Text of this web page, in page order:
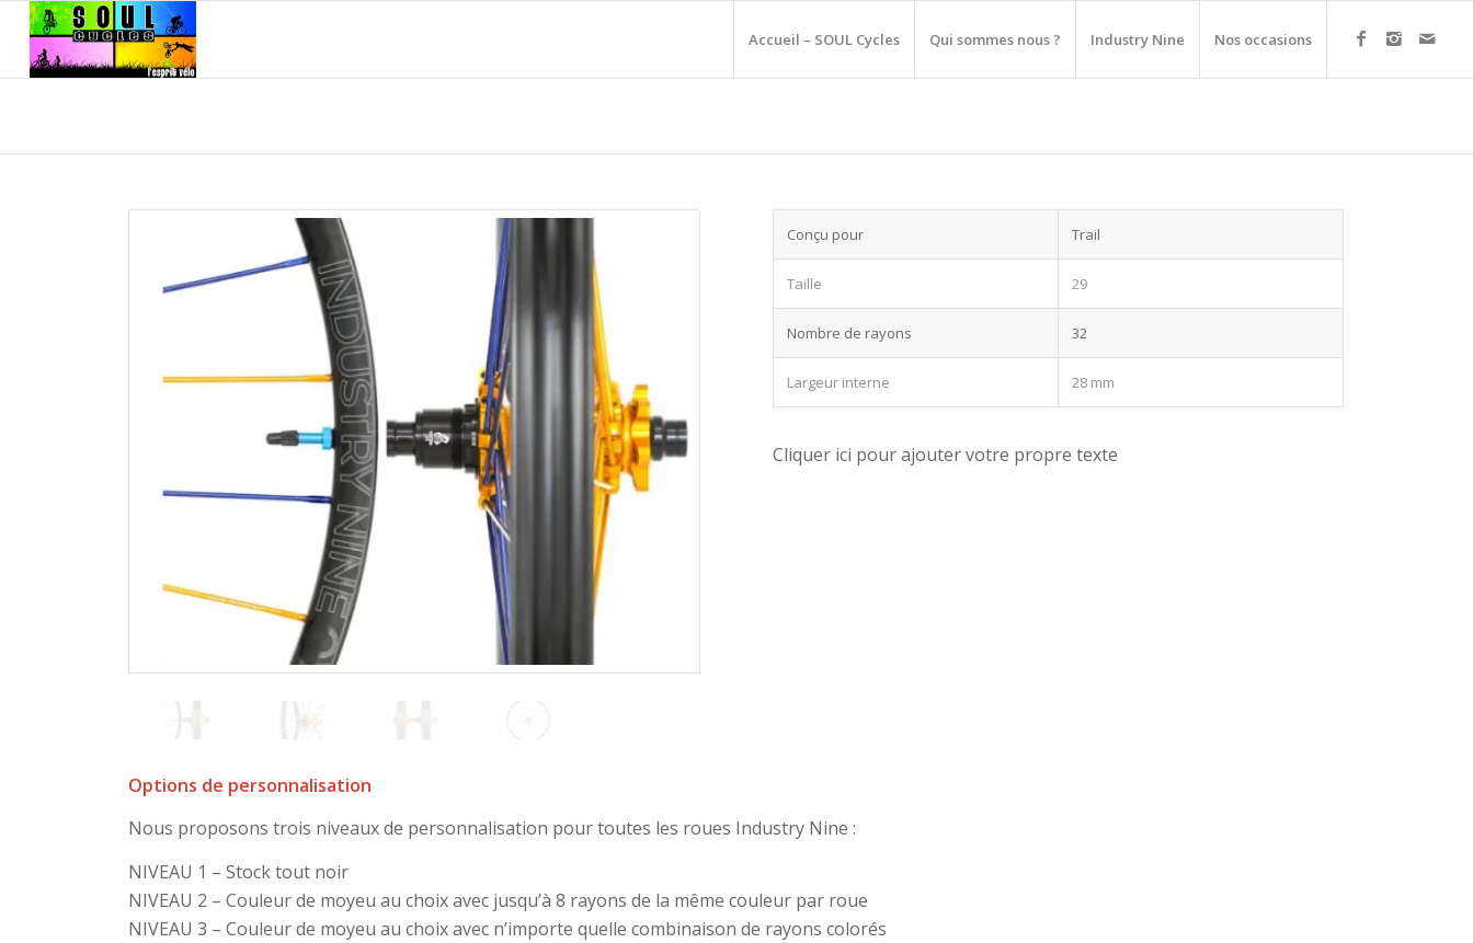
Accueil – SOUL Cycles Qui sommes nous ? Industry Nine Nos occasions
Conçu pour Trail
Taille 29
Nombre de rayons 32
Largeur interne 28 mm
Cliquer ici pour ajouter votre propre texte
Options de personnalisation
Nous proposons trois niveaux de personnalisation pour toutes les roues Industry Nine :
NIVEAU 1 – Stock tout noir
NIVEAU 2 – Couleur de moyeu au choix avec jusqu’à 8 rayons de la même couleur par roue
NIVEAU 3 – Couleur de moyeu au choix avec n’importe quelle combinaison de rayons colorés